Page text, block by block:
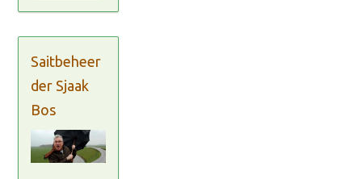
Saitbeheer
der Sjaak
Bos